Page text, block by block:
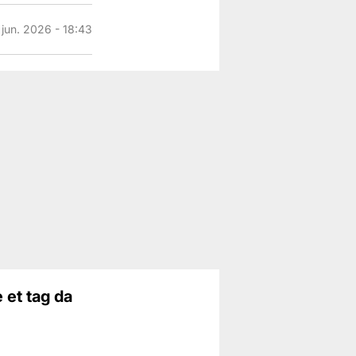
2026 - 18:43
tag da